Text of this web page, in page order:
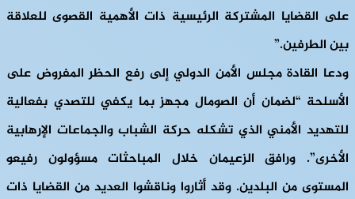
على القضايا المشتركة الرئيسية ذات الأهمية القصوى للعلاقة
بين الطرفين.”
ودعا القادة مجلس الأمن الدولي إلى رفع الحظر المفروض على
الأسلحة “لضمان أن الصومال مجهز بما يكفي للتصدي بفعالية
للتهديد الأمني ​​الذي تشكله حركة الشباب والجماعات الإرهابية
الأخرى”. ورافق الزعيمان خلال المباحثات مسؤولون رفيعو
المستوى من البلدين. وقد أثاروا وناقشوا العديد من القضايا ذات